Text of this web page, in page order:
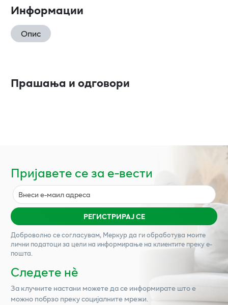
Информации
Опис
Прашања и одговори
Пријавете се за е-вести
РЕГИСТРИРАЈ СЕ
Доброволно се согласувам, Меркурда ги обработува моите
лични податоци за цели на информирање на клиентите преку е-
пошта.
Следете нѐ
За клучните настани можете да се информирате што е
можно побрзо преку социјалните мрежи.